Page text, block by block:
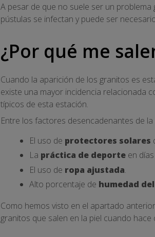
A pesar de que no suele ser un
pústulas se infectan y puede ser
¿Por qué me
Cuando la aparición de los granitos es
existe una mayor incidencia relacionada
típicos de esta estación.
Entre los factores desencadenantes de
El uso de protectores solares
La práctica de deporte en
El uso de ropa ajustada.
Alto porcentaje de humedad
Como hemos visto en el apartado
granitos que salen en la piel cuando